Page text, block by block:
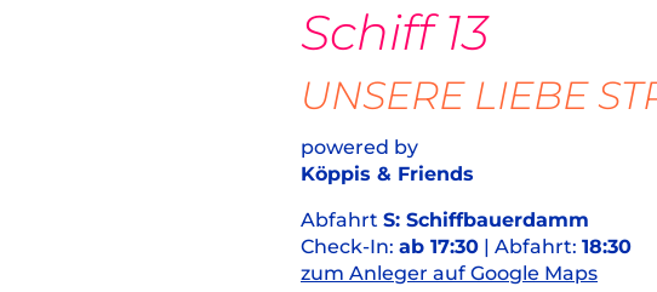
Schiff 13
UNSERE LIEBE
powered by
Köppis & Friends
Abfahrt S: Schiffbauerdamm
Check-In: ab 17:30 | Abfahrt: 18:30
zum Anleger auf Google Maps